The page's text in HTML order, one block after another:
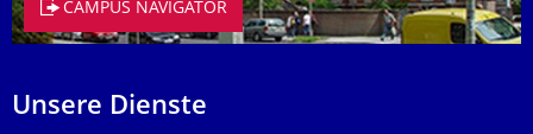
CAMPUS NAVIGATOR
Unsere Dienste